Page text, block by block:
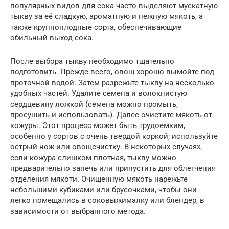
популярных видов для сока часто выделяют мускатную
тыкву за её сладкую, ароматную и нежную мякоть, а
также крупноплодные сорта, обеспечивающие
обильный выход сока.
После выбора тыкву необходимо тщательно
подготовить. Прежде всего, овощ хорошо вымойте под
проточной водой. Затем разрежьте тыкву на несколько
удобных частей. Удалите семена и волокнистую
сердцевину ложкой (семена можно промыть,
просушить и использовать). Далее очистите мякоть от
кожуры. Этот процесс может быть трудоемким,
особенно у сортов с очень твердой коркой; используйте
острый нож или овощечистку. В некоторых случаях,
если кожура слишком плотная, тыкву можно
предварительно запечь или припустить для облегчения
отделения мякоти. Очищенную мякоть нарежьте
небольшими кубиками или брусочками, чтобы они
легко помещались в соковыжималку или блендер, в
зависимости от выбранного метода.